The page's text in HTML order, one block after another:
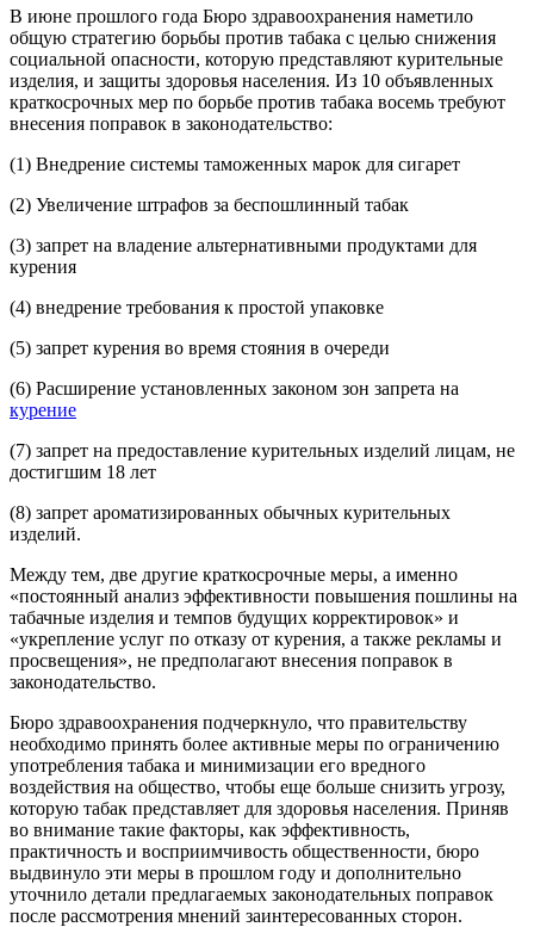
В июне прошлого года Бюро здравоохранения наметило
общую стратегию борьбы против табака с целью снижения
социальной опасности, которую представляют курительные
изделия, и защиты здоровья населения. Из 10 объявленных
краткосрочных мер по борьбе против табака восемь требуют
внесения поправок в законодательство:
(1) Внедрение системы таможенных марок для сигарет
(2) Увеличение штрафов за беспошлинный табак
(3) запрет на владение альтернативными продуктами для
курения
(4) внедрение требования к простой упаковке
(5) запрет курения во время стояния в очереди
(6) Расширение установленных законом зон запрета на
курение
(7) запрет на предоставление курительных изделий лицам, не
достигшим 18 лет
(8) запрет ароматизированных обычных курительных
изделий.
Между тем, две другие краткосрочные меры, а именно
«постоянный анализ эффективности повышения пошлины на
табачные изделия и темпов будущих корректировок» и
«укрепление услуг по отказу от курения, а также рекламы и
просвещения», не предполагают внесения поправок в
законодательство.
Бюро здравоохранения подчеркнуло, что правительству
необходимо принять более активные меры по ограничению
употребления табака и минимизации его вредного
воздействия на общество, чтобы еще больше снизить угрозу,
которую табак представляет для здоровья населения. Приняв
во внимание такие факторы, как эффективность,
практичность и восприимчивость общественности, бюро
выдвинуло эти меры в прошлом году и дополнительно
уточнило детали предлагаемых законодательных поправок
после рассмотрения мнений заинтересованных сторон.